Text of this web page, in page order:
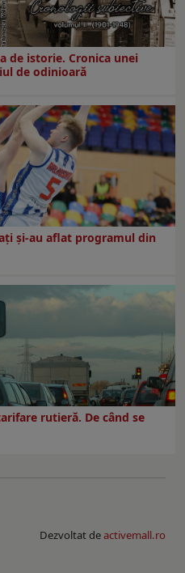
de istorie. Cronica unei
de odinioară
și-au aflat programul din
rutieră. De când se
Dezvoltat deactivemall.ro